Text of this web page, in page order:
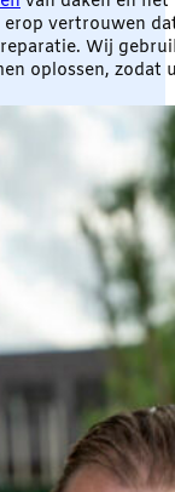
vertrouwen
Wij
oplossen,